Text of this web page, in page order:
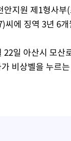
지원 제1형사
씨에 징역 3년 6
일 아산시 모
비상벨을 누르